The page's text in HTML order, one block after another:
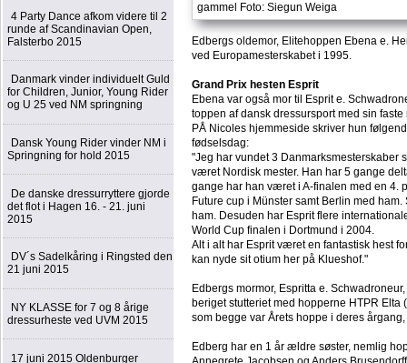
4 Party Dance afkom videre til 2
runde af Scandinavian Open,
Falsterbo 2015
Danmark vinder individuelt Guld
for Children, Junior, Young Rider
og U 25 ved NM springning
Dansk Young Rider vinder NM i
Springning for hold 2015
De danske dressurryttere gjorde
det flot i Hagen 16. - 21. juni
2015
DV´s Sadelkåring i Ringsted den
21 juni 2015
NY KLASSE for 7 og 8 årige
dressurheste ved UVM 2015
17 juni 2015 Oldenburger
gammel Foto: Siegun Weiga
Edbergs oldemor, Elitehoppen Ebena e.
ved Europamesterskabet i 1995.
Grand Prix hesten Esprit
Ebena var også mor til Esprit e.
toppen af dansk dressursport med sin
PÅ Nicoles hjemmeside skriver hun
fødselsdag:
"Jeg har vundet 3 Danmarksmesterskaber
været Nordisk mester. Han har 5 gange
gange har han været i A-finalen med en 4.
Future cup i Münster samt Berlin med
ham. Desuden har Esprit flere
World Cup finalen i Dortmund i 2004.
Alt i alt har Esprit været en fantastisk hest
kan nyde sit otium her på Klueshof."
Edbergs mormor, Espritta e.
beriget stutteriet med hopperne HTPR
som begge var Årets hoppe i deres
Edberg har en 1 år ældre søster, nemlig